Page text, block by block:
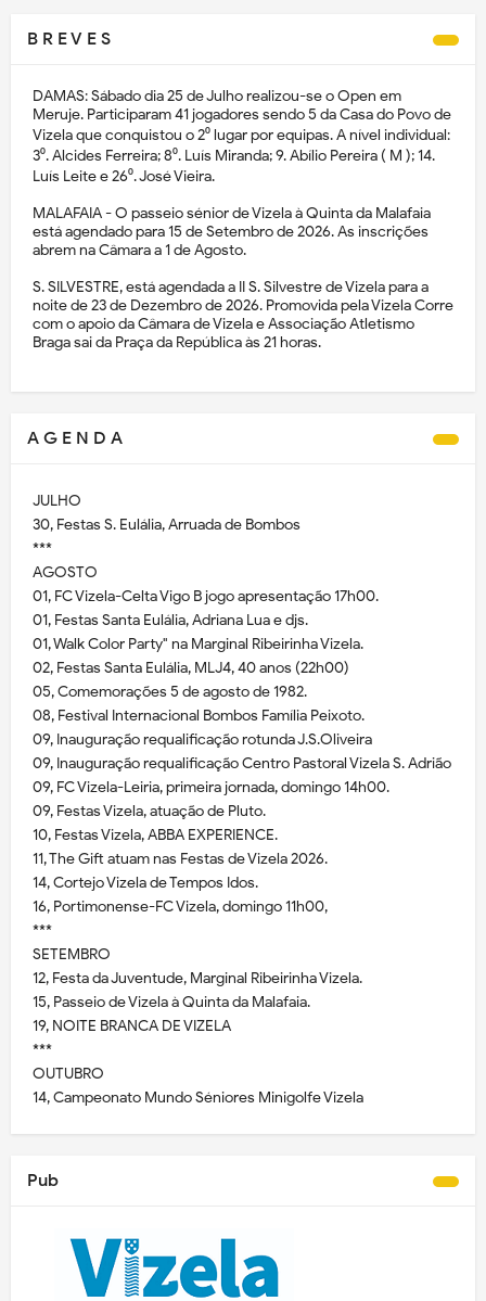
B R E V E S
DAMAS: Sábado dia 25 de Julho realizou-se o Open em
Meruje. Participaram 41 jogadores sendo 5 da Casa do Povo de
Vizela que conquistou o 2⁰ lugar por equipas. A nível individual:
3⁰. Alcides Ferreira; 8⁰. Luís Miranda; 9. Abílio Pereira ( M ); 14.
Luís Leite e 26⁰. José Vieira.
MALAFAIA - O passeio sénior de Vizela à Quinta da Malafaia
está agendado para 15 de Setembro de 2026. As inscrições
abrem na Câmara a 1 de Agosto.
S. SILVESTRE, está agendada a II S. Silvestre de Vizela para a
noite de 23 de Dezembro de 2026. Promovida pela Vizela Corre
com o apoio da Câmara de Vizela e Associação Atletismo
Braga sai da Praça da República às 21 horas.
A G E N D A
JULHO
30, Festas S. Eulália, Arruada de Bombos
***
AGOSTO
01, FC Vizela-Celta Vigo B jogo apresentação 17h00.
01, Festas Santa Eulália, Adriana Lua e djs.
01, Walk Color Party" na Marginal Ribeirinha Vizela.
02, Festas Santa Eulália, MLJ4, 40 anos (22h00)
05, Comemorações 5 de agosto de 1982.
08, Festival Internacional Bombos Família Peixoto.
09, Inauguração requalificação rotunda J.S.Oliveira
09, Inauguração requalificação Centro Pastoral Vizela S. Adrião
09, FC Vizela-Leiria, primeira jornada, domingo 14h00.
09, Festas Vizela, atuação de Pluto.
10, Festas Vizela, ABBA EXPERIENCE.
11, The Gift atuam nas Festas de Vizela 2026.
14, Cortejo Vizela de Tempos Idos.
16, Portimonense-FC Vizela, domingo 11h00,
***
SETEMBRO
12, Festa da Juventude, Marginal Ribeirinha Vizela.
15, Passeio de Vizela à Quinta da Malafaia.
19, NOITE BRANCA DE VIZELA
***
OUTUBRO
14, Campeonato Mundo Séniores Minigolfe Vizela
Pub